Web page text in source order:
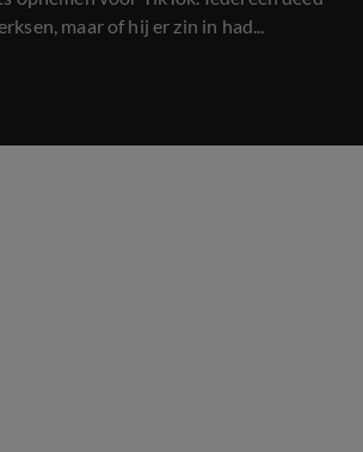
maar of hij er zin in had...